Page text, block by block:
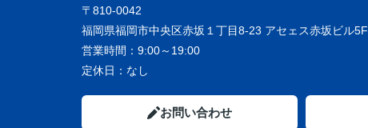
〒810-0042
福岡県福岡市中央区赤坂１丁目8-23 アセェス赤坂ビル5F
営業時間： 9:00～19:00
定休日： なし
お問い合わせ